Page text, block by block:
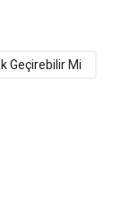
Geçirebilir Mi